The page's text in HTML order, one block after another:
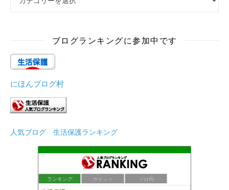
ブログランキングに参加中です
にほんブログ村
人気ブログ 生活保護ランキング
ランキング ポイント ブロ画